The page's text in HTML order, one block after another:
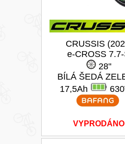
CRUSSIS
e-CROSS
28"
BÍLÁ ŠEDÁ
17,5Ah
VYPRODÁNO